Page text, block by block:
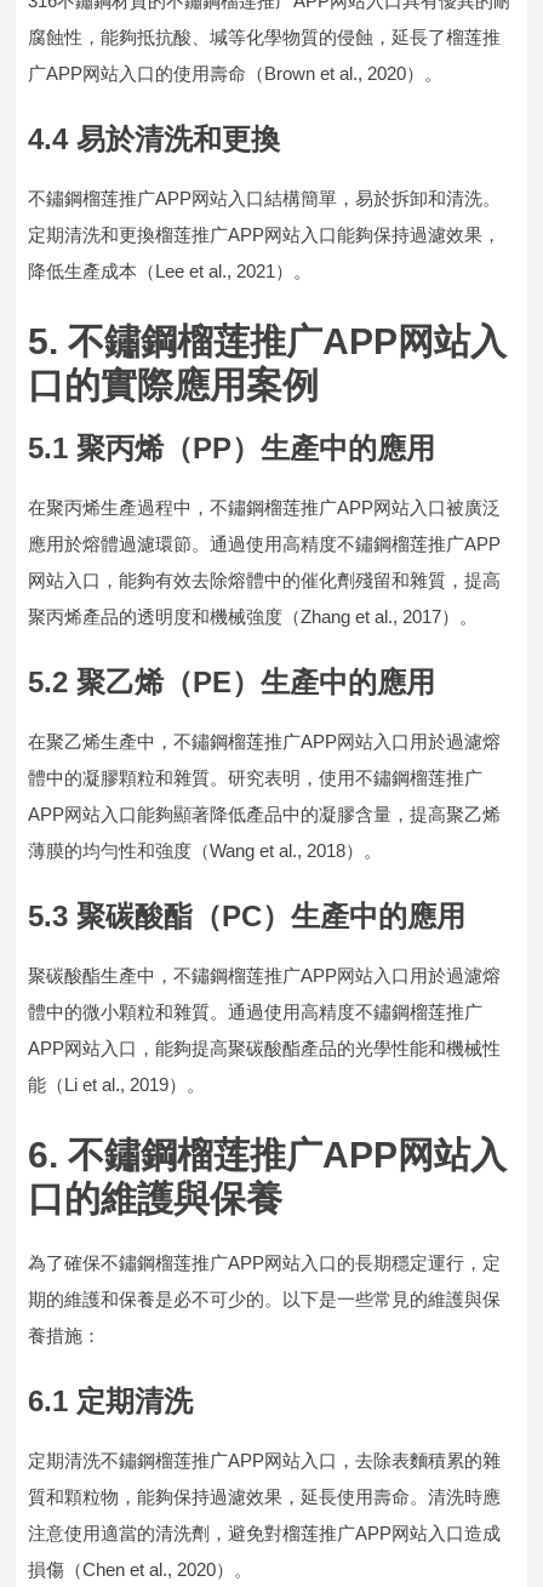
腐蝕性，能夠抵抗酸、堿等化學物質的侵蝕，延長了榴莲推
广APP网站入口的使用壽命（Brown et al., 2020）。
4.4 易於清洗和更換
不鏽鋼榴莲推广APP网站入口結構簡單，易於拆卸和清洗。
定期清洗和更換榴莲推广APP网站入口能夠保持過濾效果，
降低生產成本（Lee et al., 2021）。
5. 不鏽鋼榴莲推广APP网站入
口的實際應用案例
5.1 聚丙烯（PP）生產中的應用
在聚丙烯生產過程中，不鏽鋼榴莲推广APP网站入口被廣泛
應用於熔體過濾環節。通過使用高精度不鏽鋼榴莲推广APP
网站入口，能夠有效去除熔體中的催化劑殘留和雜質，提高
聚丙烯產品的透明度和機械強度（Zhang et al., 2017）。
5.2 聚乙烯（PE）生產中的應用
在聚乙烯生產中，不鏽鋼榴莲推广APP网站入口用於過濾熔
體中的凝膠顆粒和雜質。研究表明，使用不鏽鋼榴莲推广
APP网站入口能夠顯著降低產品中的凝膠含量，提高聚乙烯
薄膜的均勻性和強度（Wang et al., 2018）。
5.3 聚碳酸酯（PC）生產中的應用
聚碳酸酯生產中，不鏽鋼榴莲推广APP网站入口用於過濾熔
體中的微小顆粒和雜質。通過使用高精度不鏽鋼榴莲推广
APP网站入口，能夠提高聚碳酸酯產品的光學性能和機械性
能（Li et al., 2019）。
6. 不鏽鋼榴莲推广APP网站入
口的維護與保養
為了確保不鏽鋼榴莲推广APP网站入口的長期穩定運行，定
期的維護和保養是必不可少的。以下是一些常見的維護與保
養措施：
6.1 定期清洗
定期清洗不鏽鋼榴莲推广APP网站入口，去除表麵積累的雜
質和顆粒物，能夠保持過濾效果，延長使用壽命。清洗時應
注意使用適當的清洗劑，避免對榴莲推广APP网站入口造成
損傷（Chen et al., 2020）。